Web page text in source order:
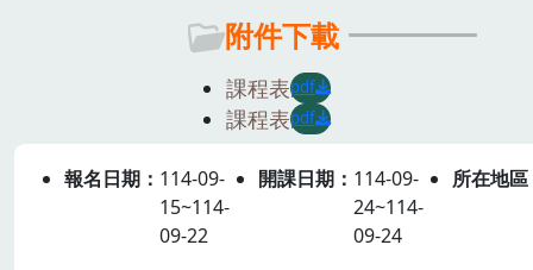
附件下載
課程表pdf
課程表pdf
報名日期
114-09-
15~114-
09-22
開課日期
114-09-
24~114-
09-24
所在地區